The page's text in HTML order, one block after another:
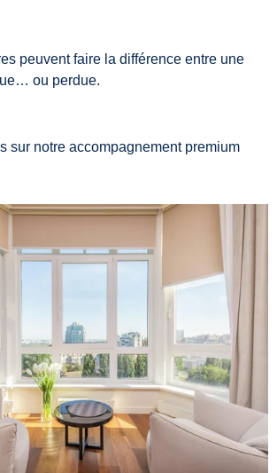
peuvent faire la différence entre une
ou perdue.
sur notre accompagnement premium